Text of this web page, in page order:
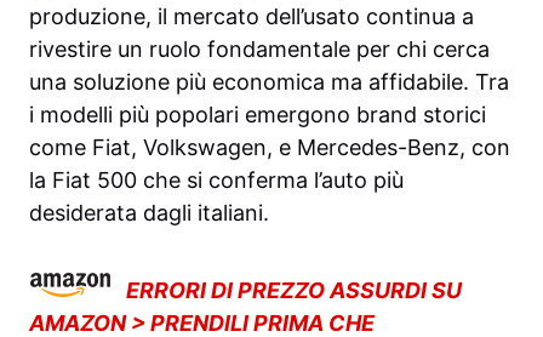
produzione, il mercato dell’usato continua a
rivestire un ruolo fondamentale per chi cerca
una soluzione più economica ma affidabile. Tra
i modelli più popolari emergono brand storici
come Fiat, Volkswagen, e Mercedes-Benz, con
la Fiat 500 che si conferma l’auto più
desiderata dagli italiani.
ERRORI DI PREZZO ASSURDI SU
AMAZON > PRENDILI PRIMA CHE